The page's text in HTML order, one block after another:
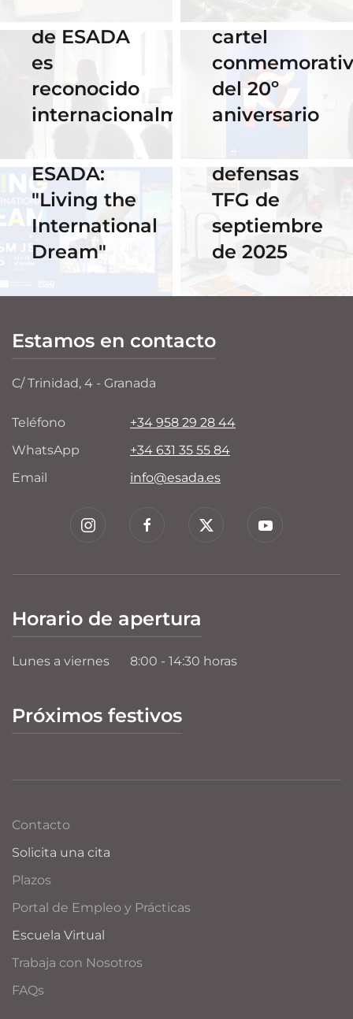
de ESADA
es
reconocido
internacionalmente
cartel
del 20º
aniversario
02 Octubre 2025
Celebra los
#ErasmusDays
ESADA:
"Living the
International
Dream"
16 Septiembre
2025
Horario y
acceso al
streaming
de las
defensas
TFG de
septiembre
de 2025
Estamos en contacto
C/ Trinidad, 4 - Granada
Teléfono
+34 958 29 28 44
WhatsApp
+34 631 35 55 84
Email
info@esada.es
Horario de apertura
Lunes a viernes 8:00 - 14:30 horas
Próximos festivos
Contacto
Solicita una cita
Plazos
Portal de Empleo y Prácticas
Escuela Virtual
Trabaja con Nosotros
FAQs